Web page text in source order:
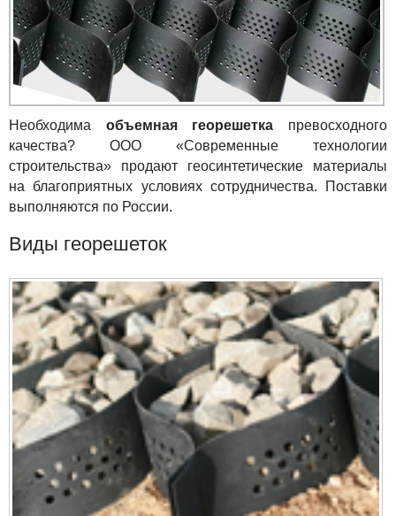
Необходима объемная георешетка превосходного
качества? ООО «Современные технологии
строительства» продают геосинтетические материалы
на благоприятных условиях сотрудничества. Поставки
выполняются по России.
Виды георешеток